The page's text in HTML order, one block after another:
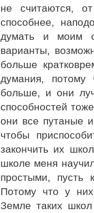
не считаются,
способнее,
думать и моим
варианты,
больше
думания, потому
больше, и они
способностей
они все путаные
чтобы
закончить их
школе меня
простыми, пусть
Потому что у
Земле таких